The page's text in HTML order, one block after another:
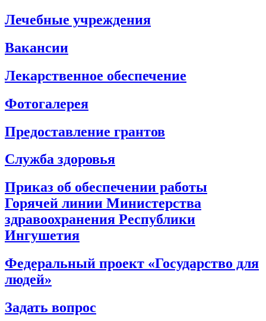
Лечебные учреждения
Вакансии
Лекарственное обеспечение
Фотогалерея
Предоставление грантов
Служба здоровья
Приказ об обеспечении работы
Горячей линии Министерства
здравоохранения Республики
Ингушетия
Федеральный проект «Государство для
людей»
Задать вопрос